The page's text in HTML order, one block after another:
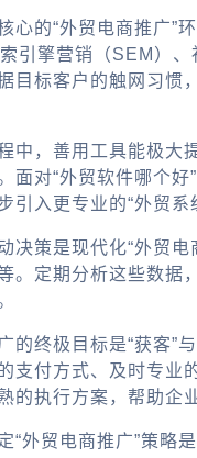
心的“外贸电商推广”
索引擎营销（SEM）
目标客户的触网习惯
中，善用工具能极大
面对“外贸软件哪个
引入更专业的“外贸
决策是现代化“外贸
。定期分析这些数据
的终极目标是“获客”
支付方式、及时专业
的执行方案，帮助企
“外贸电商推广”策略